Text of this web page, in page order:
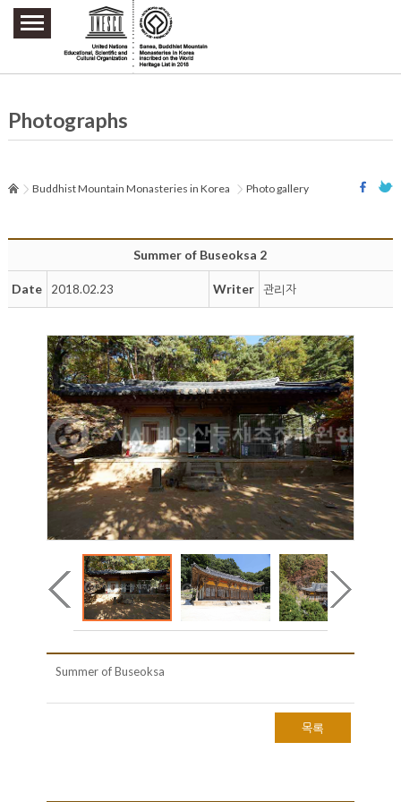
주요메뉴 바로가기
본문 바로가기
하단메뉴 바로가기
Photographs
Buddhist Mountain Monasteries in Korea Photo gallery
Summer of Buseoksa 2
Date 2018.02.23 Writer 관리자
Summer of Buseoksa
목록